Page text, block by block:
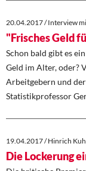
20.04.2017 / Interview
"Frisches Geld
Schon bald gibt es
Geld im Alter, oder?
Arbeitgebern und
Statistikprofessor
19.04.2017 / Hinrich
Die Lockerung